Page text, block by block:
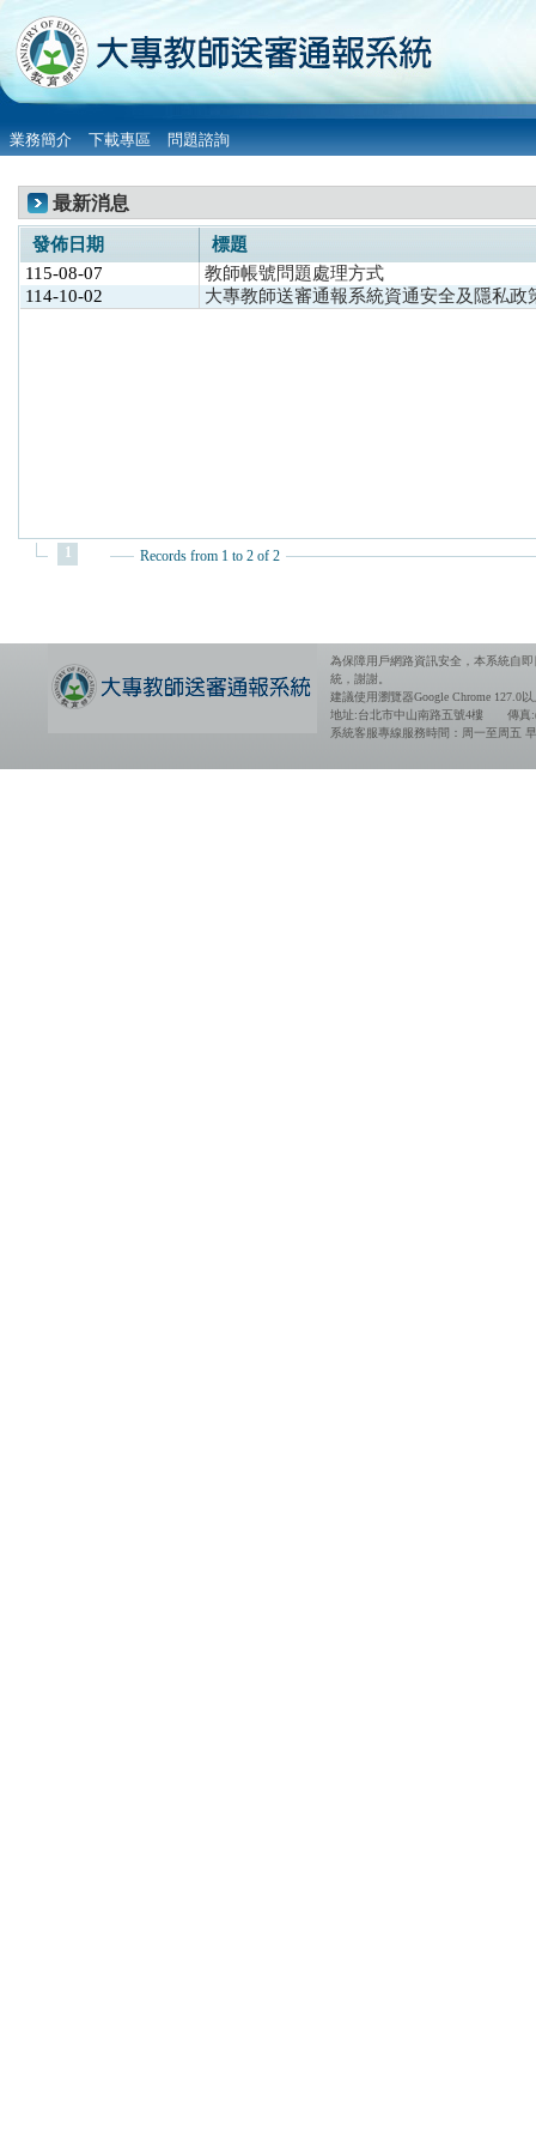
業務簡介 下載專區 問題諮詢
最新消息
發佈日期
標題
115-08-07
教師帳號問題處理方式
114-10-02
大專教師送審通報系統資通安全及隱私政
1 Records from 1 to 2 of 2
為保障用戶網路資訊安全，本系統自
統，謝謝。
建議使用瀏覽器Google Chrome 127.0
地址:台北市中山南路五號4樓 傳真
系統客服專線服務時間：周一至周五